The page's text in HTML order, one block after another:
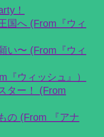
！
国へ (From『ウィ
い〜 (From『ウィ
『ウィッシュ』）
ター！ (From
の (From 『アナ